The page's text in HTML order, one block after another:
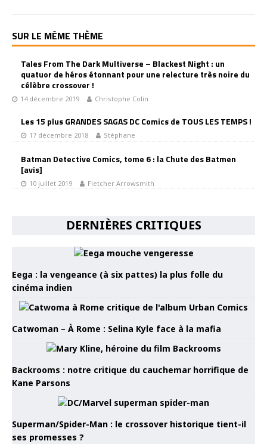
SUR LE MÊME THÈME
Tales From The Dark Multiverse – Blackest Night : un
quatuor de héros étonnant pour une relecture très noire du
célèbre crossover !
14 décembre 2019 Christophe Colin
Les 15 plus GRANDES SAGAS DC Comics de TOUS LES TEMPS !
17 décembre 2018 Stéphane
Batman Detective Comics, tome 6 : la Chute des Batmen
[avis]
10 juillet 2019 Fletcher Arrowsmith
DERNIÈRES CRITIQUES
Eega : la vengeance (à six pattes) la plus folle du
cinéma indien
Catwoman – À Rome : Selina Kyle face à la mafia
Backrooms : notre critique du cauchemar horrifique de
Kane Parsons
Superman/Spider-Man : le crossover historique tient-il
ses promesses ?